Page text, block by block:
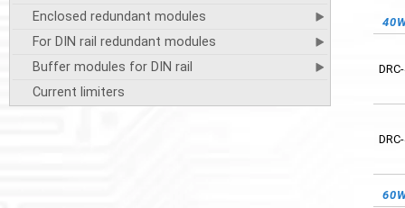
Enclosed redundant modules
For DIN rail redundant modules
Buffer modules for DIN rail
Current limiters